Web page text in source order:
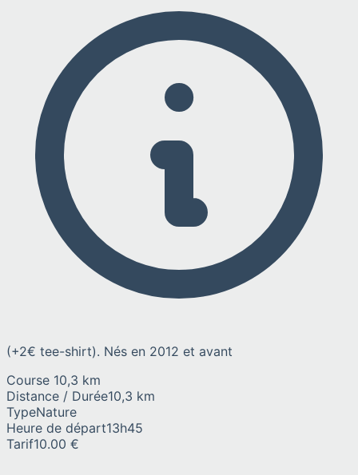
(+2€ tee-shirt). Nés en 2012 et avant
Course 10,3 km
Distance / Durée10,3 km
TypeNature
Heure de départ13h45
Tarif10.00 €